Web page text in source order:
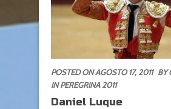
POSTED ON AGOSTO 17, 2011 BY
INPEREGRINA 2011
Daniel Luque